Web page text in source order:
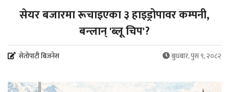
सेयर बजारमा रूचाइएका ३ हाइड्रोपावर कम्पनी,
बन्लान् 'ब्लू चिप'?
सेतोपाटी बिजनेस बुधबार, पुस ९, २०८२